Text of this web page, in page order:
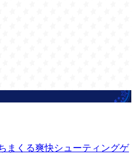
まくる爽快シューティングゲ